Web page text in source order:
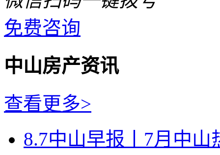
免费咨询
中山房产资讯
查看更多>
8.7中山早报丨7月中